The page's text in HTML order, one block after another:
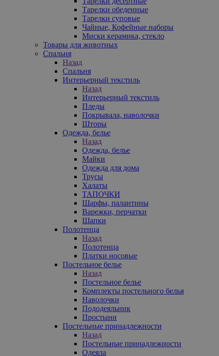
Тарелки обеденные
Тарелки суповые
Чайные, Кофейные наборы
Миски керамика, стекло
Товары для животных
Спальня
Назад
Спальня
Интерьерный текстиль
Назад
Интерьерный текстиль
Пледы
Покрывала, наволочки
Шторы
Одежда, белье
Назад
Одежда, белье
Майки
Одежда для дома
Трусы
Халаты
ТАПОЧКИ
Шарфы, палантины
Варежки, перчатки
Шапки
Полотенца
Назад
Полотенца
Платки носовые
Постельное белье
Назад
Постельное белье
Комплекты постельного белья
Наволочки
Пододеяльник
Простыни
Постельные принадлежности
Назад
Постельные принадлежности
Одеяла